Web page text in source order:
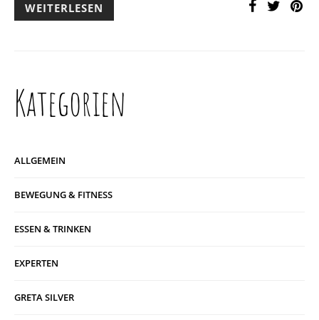
WEITERLESEN
Kategorien
ALLGEMEIN
BEWEGUNG & FITNESS
ESSEN & TRINKEN
EXPERTEN
GRETA SILVER